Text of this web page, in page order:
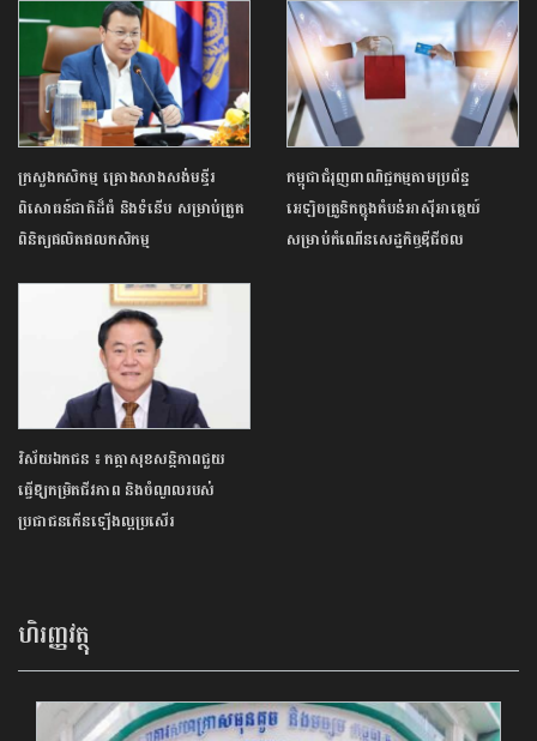
ក្រសួងកសិកម្ម គ្រោងសាងសង់មន្ទីរ
ពិសោធន៍ជាតិដ៏ធំ និងទំនើប សម្រាប់​ត្រួត
ពិនិត្យផលិតផលកសិកម្ម
កម្ពុជាជំរុញពាណិជ្ជកម្មតាមប្រព័ន្ធ
អេឡិចត្រូនិកក្នុងតំបន់អាស៊ីអាគ្នេយ៍
សម្រាប់កំណើនសេដ្ឋកិច្ចឌីជីថល
វិស័យឯកជន ៖ កត្តាសុខសន្តិភាពជួយ
ធ្វើឱ្យកម្រិតជីវភាព និងចំណូលរបស់
ប្រជាជនកើនឡើងល្អប្រសើរ
ហិរញ្ញវត្ថុ